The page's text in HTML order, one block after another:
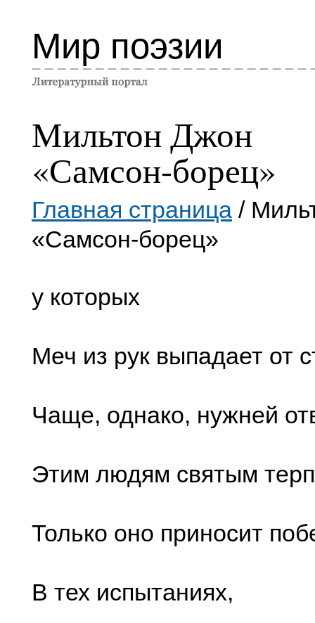
Мир поэзии
Мильтон Джон
«Самсон-борец»
Главная страница /
«Самсон-борец»
у которых
Меч из рук выпадает от
Чаще, однако, нужней
Этим людям святым
Только оно приносит
В тех испытаниях,